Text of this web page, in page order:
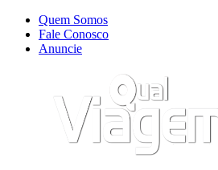
Quem Somos
Fale Conosco
Anuncie